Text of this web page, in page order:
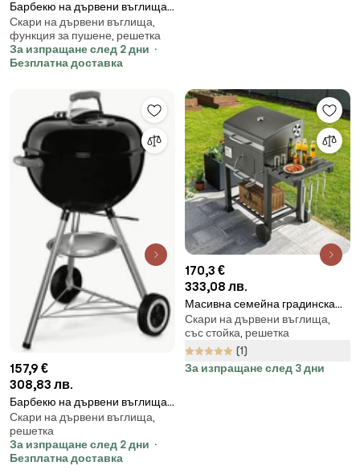
Барбекю на дървени въглища
Weber Master Touch WB
14701004, 57 cm, Емайлирана
стомана, Регулатор за въздух,
2 Гумени колела, Вграден
термометър, Черен
Скари на дървени въглища,
функция за пушене, решетка
За изпращане след 2 дни
Безплатна доставка
157,9 €
308,83 лв.
Барбекю на дървени въглища
Weber Classic Kettle 1241304,
47 см, Емайлирана стомана,
Регулатор за въздух, 2 колела,
Термометър, Черен
Скари на дървени въглища,
решетка
За изпращане след 2 дни
Безплатна доставка
170,3 €
333,08 лв.
Масивна семейна градинска
скара
Скари на дървени въглища,
със стойка, решетка
(1)
За изпращане след 3 дни